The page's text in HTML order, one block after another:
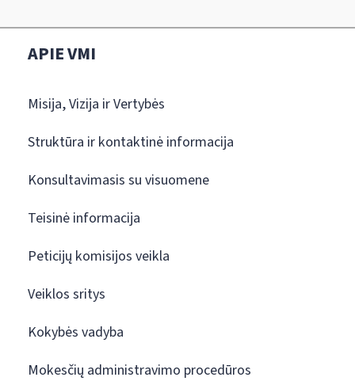
APIE VMI
Misija, Vizija ir Vertybės
Struktūra ir kontaktinė informacija
Konsultavimasis su visuomene
Teisinė informacija
Peticijų komisijos veikla
Veiklos sritys
Kokybės vadyba
Mokesčių administravimo procedūros